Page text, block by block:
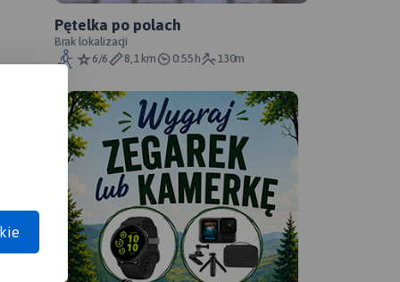
Pętelka po polach
Brak lokalizacji
6/6
8,1 km 0:55 h 130m